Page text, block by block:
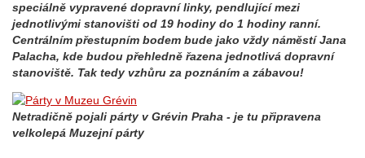
speciálně vypravené dopravní linky, pendlující mezi
jednotlivými stanovišti od 19 hodiny do 1 hodiny ranní.
Centrálním přestupním bodem bude jako vždy náměstí Jana
Palacha, kde budou přehledně řazena jednotlivá dopravní
stanoviště. Tak tedy vzhůru za poznáním a zábavou!
Netradičně pojali párty v Grévin Praha - je tu připravena
velkolepá Muzejní párty